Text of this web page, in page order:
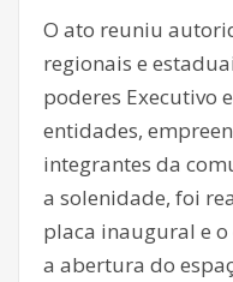
O ato reuniu
regionais e
poderes Executivo
entidades,
integrantes da
a solenidade, foi
placa inaugural e
a abertura do